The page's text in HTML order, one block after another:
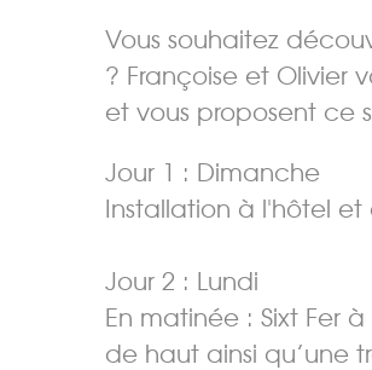
Vous souhaitez
? Françoise et Olivier
et vous proposent ce
Jour 1 : Dimanche
Installation à l'hôtel et
Jour 2 : Lundi
En matinée : Sixt Fer
de haut ainsi qu’une